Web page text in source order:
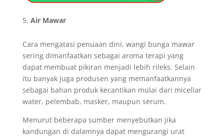
Air Mawar
Cara mengatasi penuaan dini, wangi bunga mawar
sering dimanfaatkan sebagai aroma terapi yang
dapat membuat pikiran menjadi lebih rileks. Selain
itu banyak juga produsen yang memanfaatkannya
sebagai bahan produk kecantikan mulai dari micellar
water, pelembab, masker, maupun serum.
Menurut beberapa sumber menyebutkan jika
kandungan di dalamnya dapat mengurangi urat